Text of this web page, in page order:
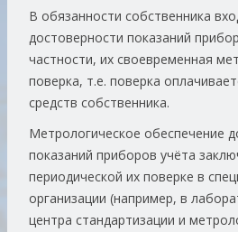
В обязанности собственника
достоверности показаний
частности, их своевременная
поверка, т.е. поверка
средств собственника.
Метрологическое обеспечение
показаний приборов учёта
периодической их поверке в
организации (например, в
центра стандартизации и